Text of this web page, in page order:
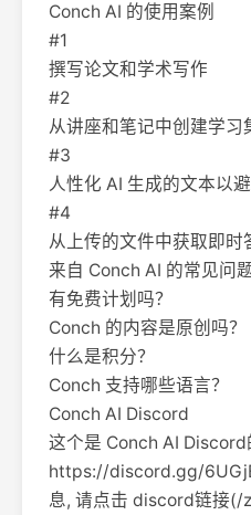
Conch AI 的使用案例
#1
撰写论文和学术写作
#2
从讲座和笔记中创建学习
#3
人性化 AI 生成的文本以
#4
从上传的文件中获取即时
来自 Conch AI 的常见问
有免费计划吗？
Conch 的内容是原创吗？
什么是积分？
Conch 支持哪些语言？
Conch AI Discord
这个是 Conch AI Discord
https://discord.gg/
息, 请点击 discord链接